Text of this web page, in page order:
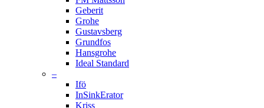
Geberit
Grohe
Gustavsberg
Grundfos
Hansgrohe
Ideal Standard
–
Ifö
InSinkErator
Kriss